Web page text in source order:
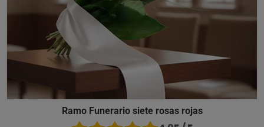
Ramo Funerario siete rosas rojas